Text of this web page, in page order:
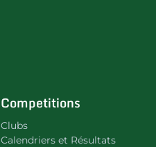
Competitions
Clubs
Calendriers et Résultats